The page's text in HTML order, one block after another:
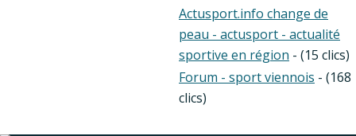
Actusport.info change de
peau - actusport - actualité
sportive en région - (15 clics)
Forum - sport viennois - (168
clics)